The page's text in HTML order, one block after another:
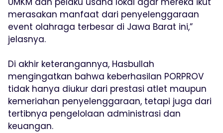
merasakan manfaat dari penyelenggaraan
event olahraga terbesar di Jawa Barat ini,”
jelasnya.
Di akhir keterangannya, Hasbullah
mengingatkan bahwa keberhasilan PORPROV
tidak hanya diukur dari prestasi atlet maupun
kemeriahan penyelenggaraan, tetapi juga dari
tertibnya pengelolaan administrasi dan
keuangan.